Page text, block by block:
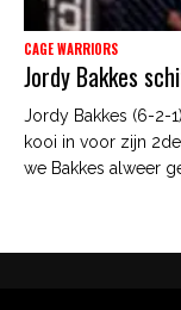
CAGE WARRIORS
Jordy Bakkes
Jordy Bakkes (6-2-
kooi in voor zijn
we Bakkes alweer